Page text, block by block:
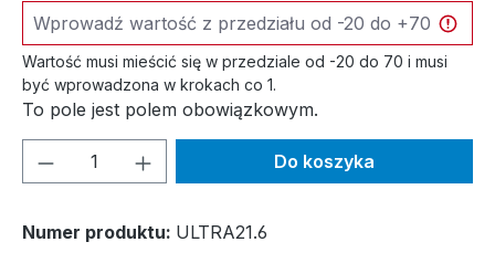
Wartość musi mieścić się w przedziale od -20 do 70 i musi
być wprowadzona w krokach co 1.
To pole jest polem obowiązkowym.
Ilość produktu: Wprowadź żądaną
Do koszyka
Numer produktu: ULTRA21.6